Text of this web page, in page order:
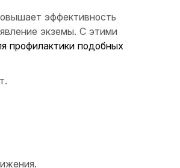
эффективность
экземы. С этими
профилактики подобных